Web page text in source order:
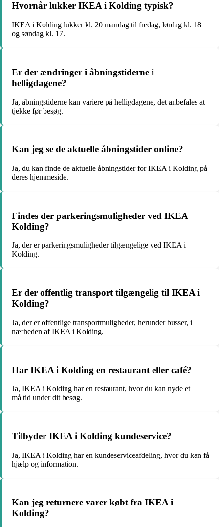
Hvornår lukker IKEA i Kolding typisk?
IKEA i Kolding lukker kl. 20 mandag til fredag, lørdag kl. 18
og søndag kl. 17.
Er der ændringer i åbningstiderne i
helligdagene?
Ja, åbningstiderne kan variere på helligdagene, det anbefales at
tjekke før besøg.
Kan jeg se de aktuelle åbningstider online?
Ja, du kan finde de aktuelle åbningstider for IKEA i Kolding på
deres hjemmeside.
Findes der parkeringsmuligheder ved IKEA
Kolding?
Ja, der er parkeringsmuligheder tilgængelige ved IKEA i
Kolding.
Er der offentlig transport tilgængelig til IKEA i
Kolding?
Ja, der er offentlige transportmuligheder, herunder busser, i
nærheden af IKEA i Kolding.
Har IKEA i Kolding en restaurant eller café?
Ja, IKEA i Kolding har en restaurant, hvor du kan nyde et
måltid under dit besøg.
Tilbyder IKEA i Kolding kundeservice?
Ja, IKEA i Kolding har en kundeserviceafdeling, hvor du kan få
hjælp og information.
Kan jeg returnere varer købt fra IKEA i
Kolding?